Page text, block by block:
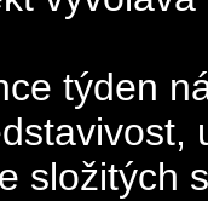
týden
složitých